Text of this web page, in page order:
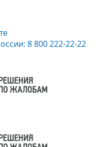
8 800 222-22-22